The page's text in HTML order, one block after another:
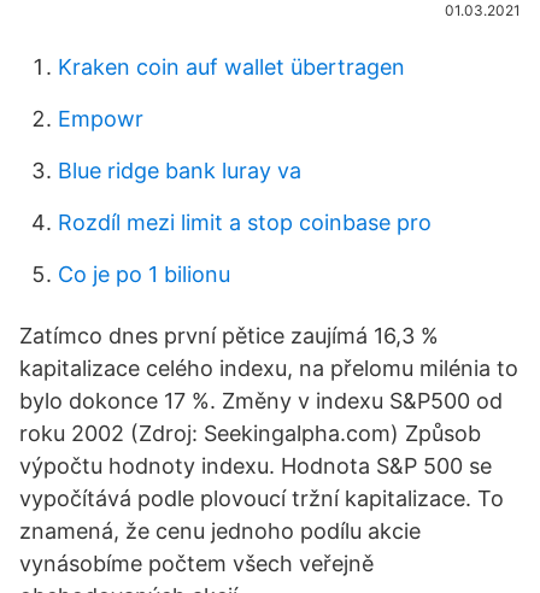
01.03.2021
Kraken coin auf wallet übertragen
Empowr
Blue ridge bank luray va
Rozdíl mezi limit a stop coinbase pro
Co je po 1 bilionu
Zatímco dnes první pětice zaujímá 16,3 %
kapitalizace celého indexu, na přelomu milénia to
bylo dokonce 17 %. Změny v indexu S&P500 od
roku 2002 (Zdroj: Seekingalpha.com) Způsob
výpočtu hodnoty indexu. Hodnota S&P 500 se
vypočítává podle plovoucí tržní kapitalizace. To
znamená, že cenu jednoho podílu akcie
vynásobíme počtem všech veřejně